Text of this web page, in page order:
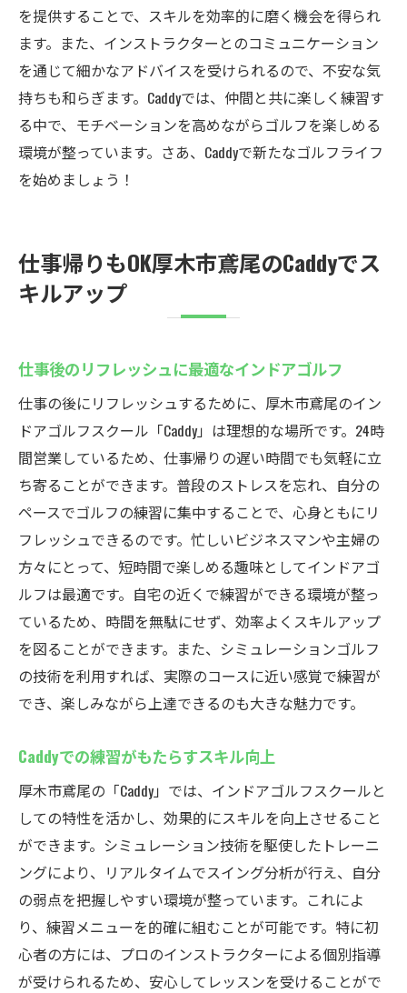
を提供することで、スキルを効率的に磨く機会を得られ
ます。また、インストラクターとのコミュニケーション
を通じて細かなアドバイスを受けられるので、不安な気
持ちも和らぎます。Caddyでは、仲間と共に楽しく練習す
る中で、モチベーションを高めながらゴルフを楽しめる
環境が整っています。さあ、Caddyで新たなゴルフライフ
を始めましょう！
仕事帰りもOK厚木市鳶尾のCaddyでス
キルアップ
仕事後のリフレッシュに最適なインドアゴルフ
仕事の後にリフレッシュするために、厚木市鳶尾のイン
ドアゴルフスクール「Caddy」は理想的な場所です。24時
間営業しているため、仕事帰りの遅い時間でも気軽に立
ち寄ることができます。普段のストレスを忘れ、自分の
ペースでゴルフの練習に集中することで、心身ともにリ
フレッシュできるのです。忙しいビジネスマンや主婦の
方々にとって、短時間で楽しめる趣味としてインドアゴ
ルフは最適です。自宅の近くで練習ができる環境が整っ
ているため、時間を無駄にせず、効率よくスキルアップ
を図ることができます。また、シミュレーションゴルフ
の技術を利用すれば、実際のコースに近い感覚で練習が
でき、楽しみながら上達できるのも大きな魅力です。
Caddyでの練習がもたらすスキル向上
厚木市鳶尾の「Caddy」では、インドアゴルフスクールと
しての特性を活かし、効果的にスキルを向上させること
ができます。シミュレーション技術を駆使したトレーニ
ングにより、リアルタイムでスイング分析が行え、自分
の弱点を把握しやすい環境が整っています。これによ
り、練習メニューを的確に組むことが可能です。特に初
心者の方には、プロのインストラクターによる個別指導
が受けられるため、安心してレッスンを受けることがで